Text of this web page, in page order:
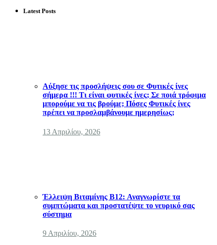
Latest Posts
Αύξησε τις προσλήψεις σου σε Φυτικές ίνες
σήμερα !!! Τι είναι φυτικές ίνες; Σε ποιά τρόφιμα
μπορούμε να τις βρούμε; Πόσες Φυτικές ίνες
πρέπει να προσλαμβάνουμε ημερησίως;
13 Απριλίου, 2026
Έλλειψη Βιταμίνης B12: Αναγνωρίστε τα
συμπτώματα και προστατέψτε το νευρικό σας
σύστημα
9 Απριλίου, 2026